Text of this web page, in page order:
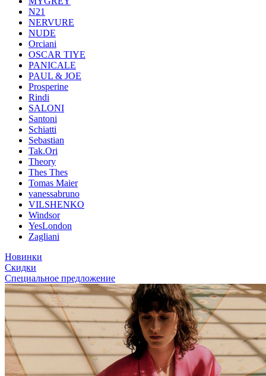
N21
NERVURE
NUDE
Orciani
OSCAR TIYE
PANICALE
PAUL & JOE
Prosperine
Rindi
SALONI
Santoni
Schiatti
Sebastian
Tak.Ori
Theory
Thes Thes
Tomas Maier
vanessabruno
VILSHENKO
Windsor
YesLondon
Zagliani
Новинки
Скидки
Специальное предложение